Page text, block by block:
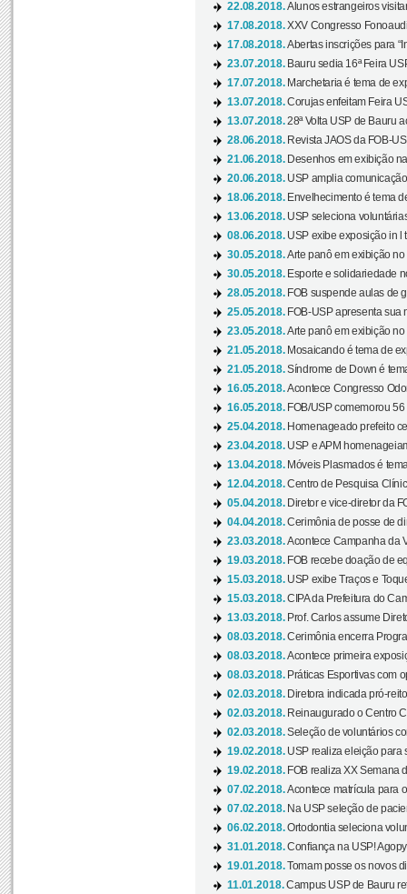
22.08.2018.Alunos estrangeiros
17.08.2018.XXV Congresso
17.08.2018.Abertas inscrições para
23.07.2018. Bauru sedia 16ª Feira
17.07.2018. Marchetaria é tema de
13.07.2018.Corujas enfeitam Feira
13.07.2018.28ª Volta USP de Bauru
28.06.2018. Revista JAOS da FOB-
21.06.2018. Desenhos em exibição
20.06.2018. USP amplia
18.06.2018. Envelhecimento é tema
13.06.2018. USP seleciona
08.06.2018. USP exibe exposição in l
30.05.2018.Arte panô em exibição no
30.05.2018. Esporte e solidariedade
28.05.2018. FOB suspende aulas de
25.05.2018. FOB-USP apresenta sua
23.05.2018.Arte panô em exibição no
21.05.2018. Mosaicando é tema de
21.05.2018.Síndrome de Down é
16.05.2018.Acontece Congresso
16.05.2018. FOB/USP comemorou
25.04.2018. Homenageado prefeito
23.04.2018. USP e APM
13.04.2018. Móveis Plasmados é
12.04.2018.Centro de Pesquisa
05.04.2018. Diretor e vice-diretor da
04.04.2018.Cerimônia de posse de
23.03.2018.Acontece Campanha da
19.03.2018. FOB recebe doação de
15.03.2018. USP exibe Traços e
15.03.2018.CIPA da Prefeitura do
13.03.2018. Prof. Carlos assume
08.03.2018.Cerimônia encerra
08.03.2018.Acontece primeira
08.03.2018. Práticas Esportivas com
02.03.2018. Diretora indicada pró-
02.03.2018. Reinaugurado o Centro
02.03.2018.Seleção de voluntários
19.02.2018. USP realiza eleição para
19.02.2018. FOB realiza XX Semana
07.02.2018.Acontece matrícula para
07.02.2018. Na USP seleção de
06.02.2018.Ortodontia seleciona
31.01.2018.Confiança na USP!
19.01.2018.Tomam posse os novos
11.01.2018.Campus USP de Bauru